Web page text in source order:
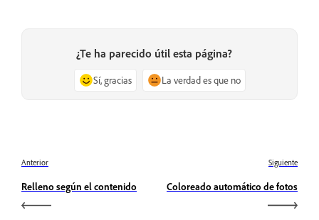
¿Te ha parecido útil esta página?
Sí, gracias La verdad es que no
Anterior
Relleno según el contenido
Siguiente
Coloreado automático de fotos